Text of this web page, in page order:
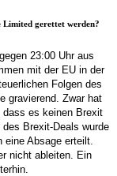
Limited gerettet werden?
23:00 Uhr aus
mit der EU in der
Folgen des
gravierend. Zwar hat
dass es keinen Brexit
Brexit-Deals wurde
Absage erteilt.
nicht ableiten. Ein